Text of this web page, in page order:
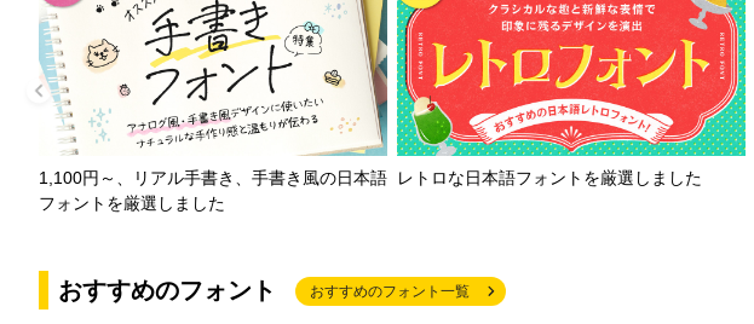
1,100円～、リアル手書き、手書き風の日本語
フォントを厳選しました
レトロな日本語フォントを厳選しました
おすすめのフォント おすすめのフォント一覧